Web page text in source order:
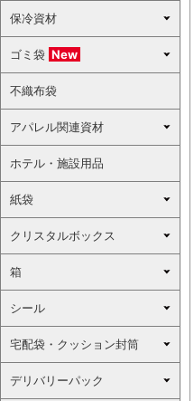
保冷資材
ゴミ袋 New
不織布袋
アパレル関連資材
ホテル・施設用品
紙袋
クリスタルボックス
箱
シール
宅配袋・クッション封筒
デリバリーパック